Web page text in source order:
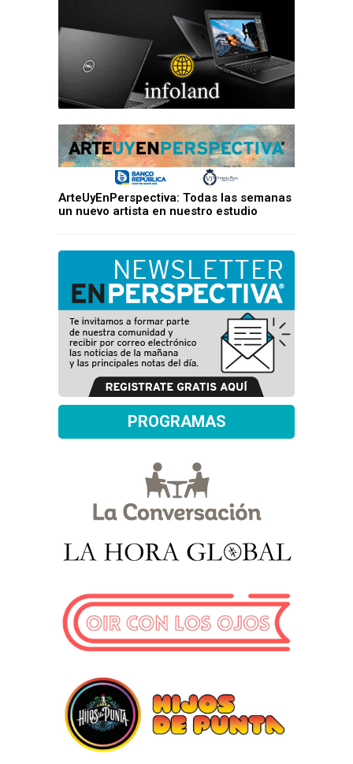
ArteUyEnPerspectiva: Todas las semanas
un nuevo artista en nuestro estudio
PROGRAMAS